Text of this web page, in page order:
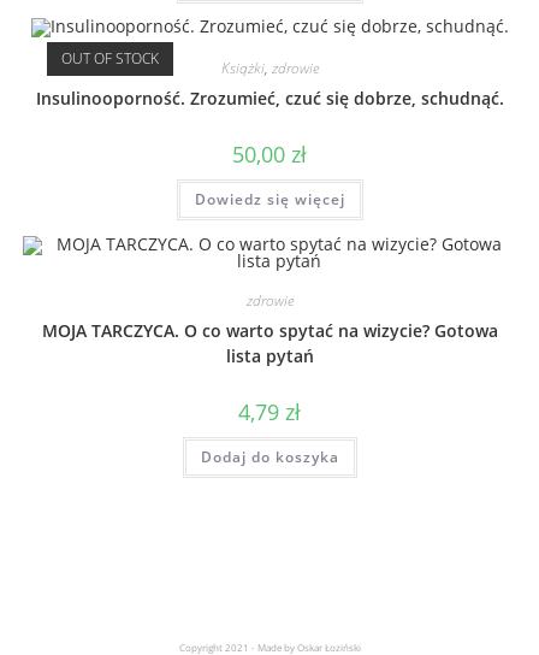
OUT OF STOCK Książki, zdrowie
Insulinooporność. Zrozumieć, czuć się dobrze, schudnąć.
50,00 zł
Dowiedz się więcej
zdrowie
MOJA TARCZYCA. O co warto spytać na wizycie? Gotowa
lista pytań
4,79 zł
Dodaj do koszyka
Copyright 2021 - Made by Oskar Łoziński